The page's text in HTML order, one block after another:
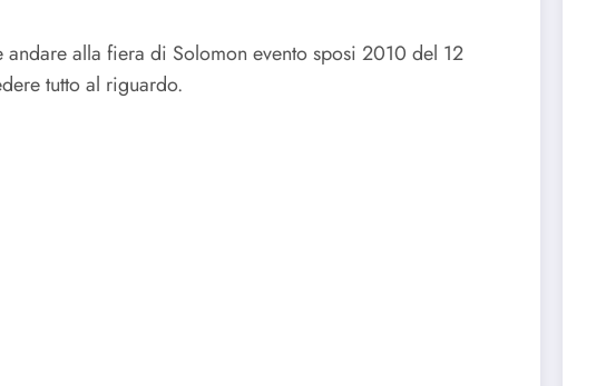
alla fiera di Solomon evento sposi 2010 del 12
tutto al riguardo.